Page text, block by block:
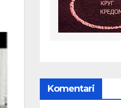
Komentari